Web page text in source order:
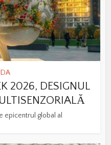
2026, DESIGNUL
epicentrul global al